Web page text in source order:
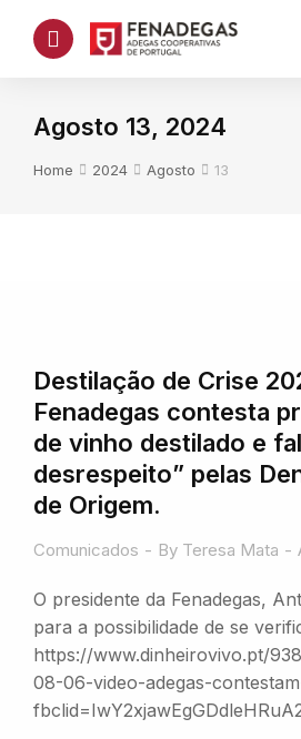
Agosto 13, 2024
You are here:
Home 2024 Agosto 13
Destilação de Crise
Fenadegas contesta
de vinho destilado e
desrespeito” pelas
de Origem.
Comunicados By Teresa Mata
O presidente da Fenadegas,
para a possibilidade de se
https://www.dinheirovivo.pt/
08-06-video-adegas-